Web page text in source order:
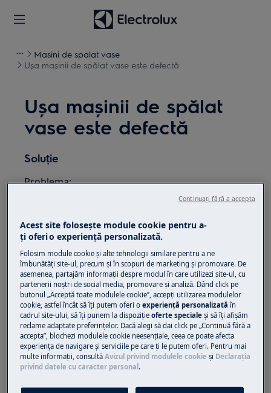
Masini de spalat vase
Ușa mașinii de spălat vase este defectă
Ușa mașinii de spălat
vase este defectă
Soluție
Problema:
Ușa mașinii de spălat vase este defectă
Se aplică la:
Mașină de spălat vase integrată
Mașină de spălat vase independentă
Rezoluţie:
1. Contactați un centru de service autorizat.
Pentru a vă ajuta să determinați natura exactă a
problemei, vă recomandăm să vizitați unul
dintre inginerii noștri autorizați pentru a verifica
Acest site folosește module cookie pentru a-
ţi oferi o experienţă personalizată.
Folosim module cookie și alte tehnologii similare pentru a ne
îmbunătăţi site-ul, precum și în scopuri de marketing și promovare. De
asemenea, partajăm informaţii despre modul în care utilizezi site-ul, cu
partenerii noștri de social media, promovare și analiză. Dând click pe
butonul „Acceptă toate modulele cookie”, accepţi utilizarea modulelor
cookie, astfel încât să îţi putem oferi oexperienţă personalizată în
cadrul site-ului, să îţi punem la dispoziţieoferte speciale și să îţi afișăm
reclame adaptate preferinţelor. Dacă alegi să dai click pe „Continuă fără a
accepta”, blochezi modulele cookie neesenţiale, ceea ce poate afecta
experienţa de navigare și serviciile pe care ţi le putem oferi. Pentru mai
multe informaţii, consultăAvizul privind modulele cookie și Declaraţia
privind datele cu caracter personal.
Continuați fără a accepta